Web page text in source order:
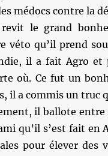
médocs contre la
le grand
véto qu’il prend
il a fait Agro et
où. Ce fut un
il a commis un truc
il ballote entre
qu’il s’est fait
pour élever des